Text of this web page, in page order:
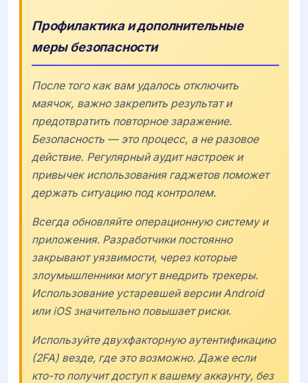
Профилактика и дополнительные
меры безопасности
После того как вам удалось отключить
маячок, важно закрепить результат и
предотвратить повторное заражение.
Безопасность — это процесс, а не разовое
действие. Регулярный аудит настроек и
привычек использования гаджетов поможет
держать ситуацию под контролем.
Всегда обновляйте операционную систему и
приложения. Разработчики постоянно
закрывают уязвимости, через которые
злоумышленники могут внедрить трекеры.
Использование устаревшей версииAndroid
или iOSзначительно повышает риски.
Используйте двухфакторную аутентификацию
(2FA) везде, где это возможно. Даже если
кто-то получит доступ к вашему аккаунту, без